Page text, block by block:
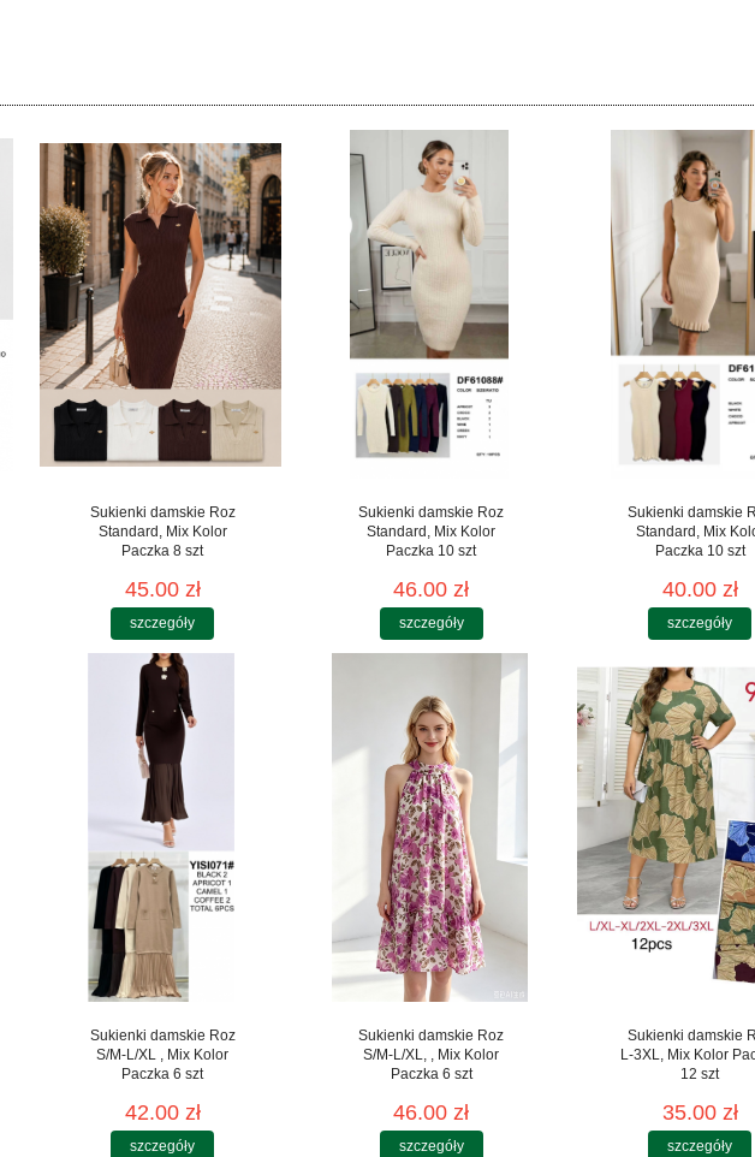
Sukienki damskie Roz
Standard, Mix Kolor
Paczka 8 szt
45.00 zł
szczegóły
Sukienki damskie Roz
Standard, Mix Kolor
Paczka 10 szt
46.00 zł
szczegóły
Sukienki damskie
Standard, Mix
Paczka 10 szt
40.00 zł
szczegóły
Sukienki damskie Roz
S/M-L/XL , Mix Kolor
Paczka 6 szt
42.00 zł
szczegóły
Sukienki damskie Roz
S/M-L/XL, , Mix Kolor
Paczka 6 szt
46.00 zł
szczegóły
Sukienki damskie
L-3XL, Mix Kolor
12 szt
35.00 zł
szczegóły